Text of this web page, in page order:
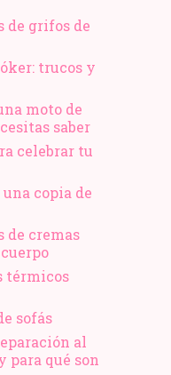
de grifos de
trucos y
moto de
saber
celebrar tu
copia de
de cremas
térmicos
sofás
al
para qué son